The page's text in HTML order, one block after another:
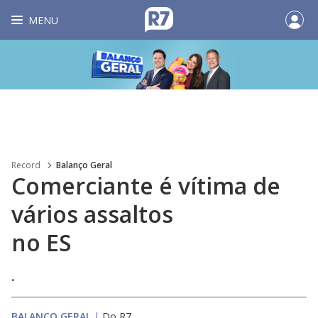
MENU
Record Balanço Geral
Comerciante é vítima de
vários assaltos
no ES
.